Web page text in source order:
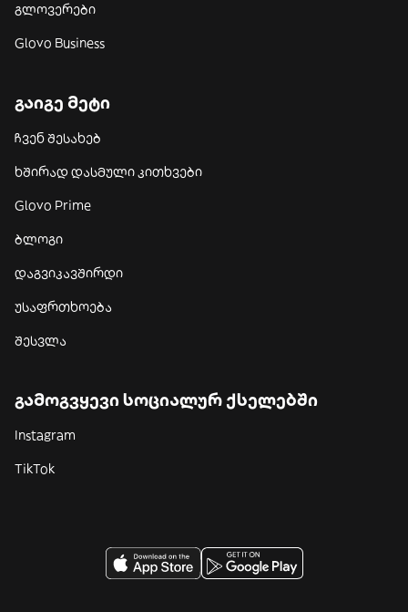
გლოვერები
Glovo Business
გაიგე მეტი
ჩვენ შესახებ
ხშირად დასმული კითხვები
Glovo Prime
ბლოგი
დაგვიკავშირდი
უსაფრთხოება
შესვლა
გამოგვყევი სოციალურ ქსელებში
Instagram
TikTok